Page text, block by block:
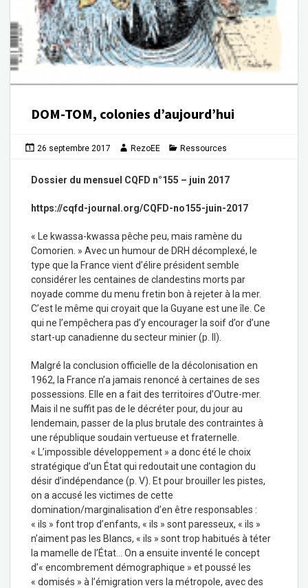
DOM-TOM, colonies d’aujourd’hui
26 septembre 2017 RezoEE Ressources
Dossier du mensuel CQFD n°155 – juin 2017
https://cqfd-journal.org/CQFD-no155-juin-2017
« Le kwassa-kwassa pêche peu, mais ramène du
Comorien. » Avec un humour de DRH décomplexé, le
type que la France vient d’élire président semble
considérer les centaines de clandestins morts par
noyade comme du menu fretin bon à rejeter à la mer.
C’est le même qui croyait que la Guyane est une île. Ce
qui ne l’empêchera pas d’y encourager la soif d’or d’une
start-up canadienne du secteur minier (p. II).
Malgré la conclusion officielle de la décolonisation en
1962, la France n’a jamais renoncé à certaines de ses
possessions. Elle en a fait des territoires d’Outre-mer.
Mais il ne suffit pas de le décréter pour, du jour au
lendemain, passer de la plus brutale des contraintes à
une république soudain vertueuse et fraternelle.
« L’impossible développement » a donc été le choix
stratégique d’un État qui redoutait une contagion du
désir d’indépendance (p. V). Et pour brouiller les pistes,
on a accusé les victimes de cette
domination/marginalisation d’en être responsables :
« ils » font trop d’enfants, « ils » sont paresseux, « ils »
n’aiment pas les Blancs, « ils » sont trop habitués à téter
la mamelle de l’État… On a ensuite inventé le concept
d’« encombrement démographique » et poussé les
« domisés » à l’émigration vers la métropole, avec des